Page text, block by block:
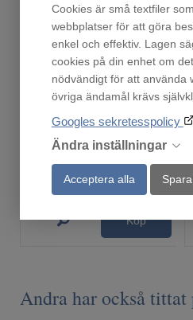
Cookies är små textfiler
webbplatser för att göra
enkel och effektiv. Lagen
cookies på din enhet om
nödvändigt för att använda
övriga ändamål krävs
Googles sekretesspolicy
Ändra inställningar
Acceptera alla
Droppskydd55
Fåtal i lager!
219
Köp
Andra har också tittat